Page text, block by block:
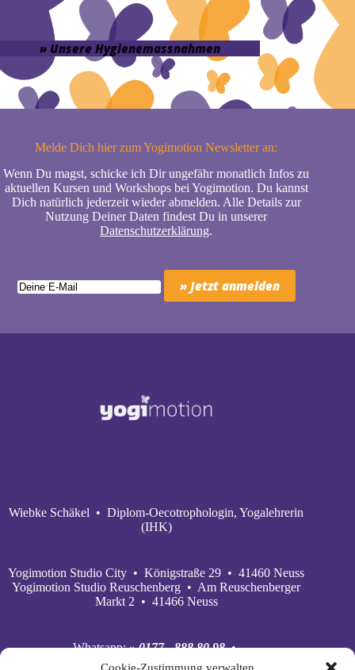
Cookie-Zustimmung verwalten
» Unsere Hygienemassnahmen
Melde Dich hier zum Yogimotion Newsletter an:
Wenn Du magst, schicke ich Dir ungefähr monatlich Infos zu
aktuellen Kursen und Workshops bei Yogimotion. Du kannst
Dich natürlich jederzeit wieder abmelden. Alle Details zur
Nutzung Deiner Daten findest Du in unserer
Datenschutzerklärung.
Wiebke Schäkel • Diplom-Oecotrophologin, Yogalehrerin
(IHK)
Yogimotion Studio City • Königstraße 29 • 41460 Neuss
Yogimotion Studio Reuschenberg • Am Reuschenberger
Markt 2 • 41466 Neuss
Whatsapp:» 0177 - 888 80 98•
Mobil:
» 0177 - 888 80 98